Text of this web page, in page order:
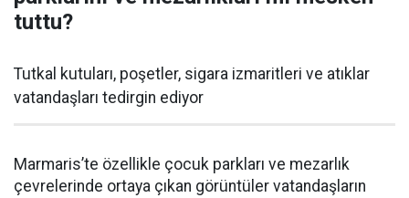
tuttu?
Tutkal kutuları, poşetler, sigara izmaritleri ve atıklar
vatandaşları tedirgin ediyor
Marmaris’te özellikle çocuk parkları ve mezarlık
çevrelerinde ortaya çıkan görüntüler vatandaşların